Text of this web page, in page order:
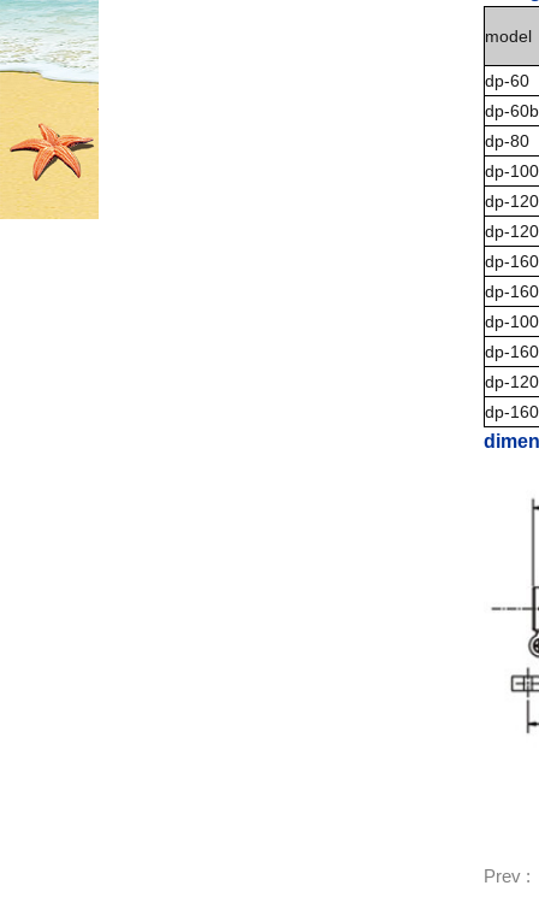
model
dp-60
dp-60b
dp-80
dp-100
dp-120
dp-
dp-160
dp-
dp-
dp-
dp-
dp-
Prev :